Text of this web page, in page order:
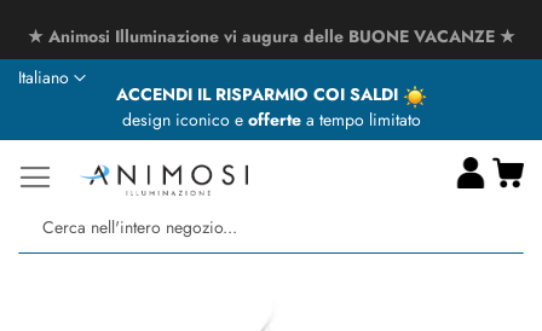
★ Animosi Illuminazione vi augura delle BUONE VACANZE ★
ACCENDI IL RISPARMIO COI SALDI
design iconico e offertea tempo limitato
Lingua
Italiano